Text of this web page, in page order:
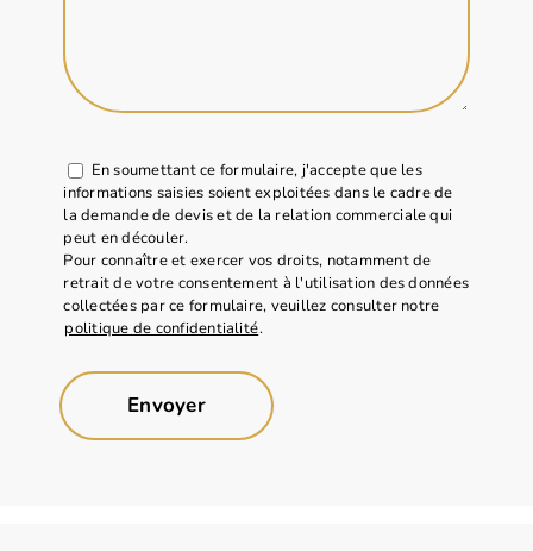
En soumettant ce formulaire, j'accepte que les
informations saisies soient exploitées dans le cadre de
la demande de devis et de la relation commerciale qui
peut en découler.
Pour connaître et exercer vos droits, notamment de
retrait de votre consentement à l'utilisation des données
collectées par ce formulaire, veuillez consulter notre
politique de confidentialité.